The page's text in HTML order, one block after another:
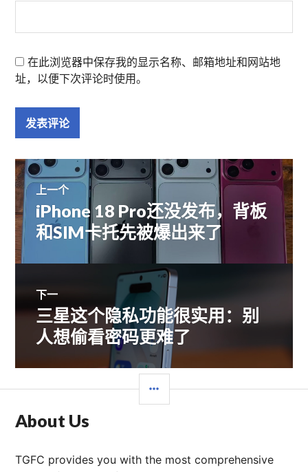
在此浏览器中保存我的显示名称、邮箱地址和网站地
址，以便下次评论时使用。
文
章
导
航
上一个
上
篇
文
iPhone 18 Pro还没发布，背板
和SIM卡托先被爆出来了
下一
下
篇
文
三星这个隐私功能很实用：别
人想偷看密码更难了
栏
About Us
TGFC provides you with the most comprehensive